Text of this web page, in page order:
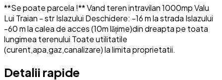
**Se poate parcela !** Vand teren intravilan 1000mp Valu
Lui Traian - str Islazului Deschidere: -16 m la strada Islazului
-60 m la calea de acces (10m lățime)din dreapta pe toata
lungimea terenului Toate utilitatile
(curent,apa,gaz,canalizare) la limita proprietatii.
Detalii rapide